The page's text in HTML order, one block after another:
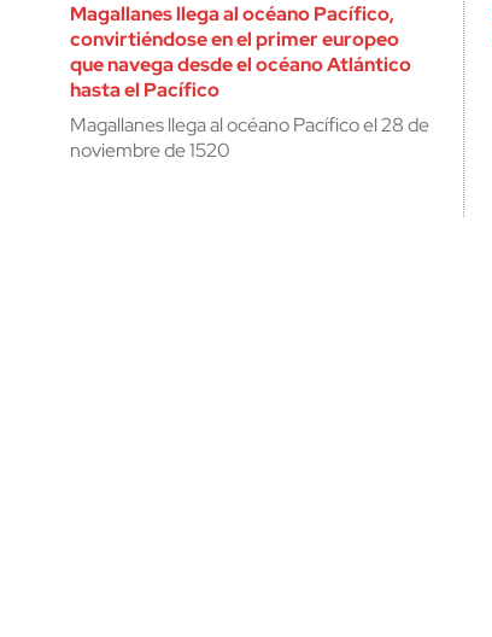
Magallanes llega al océano Pacífico,
convirtiéndose en el primer europeo
que navega desde el océano Atlántico
hasta el Pacífico
Magallanes llega al océano Pacífico el 28 de
noviembre de 1520